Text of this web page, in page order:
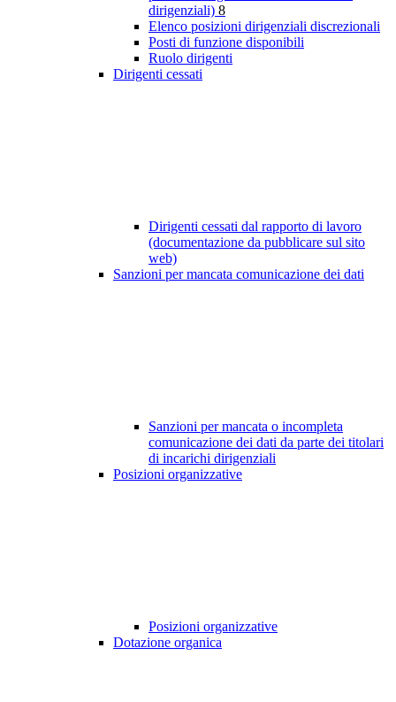
dirigenziali) 8
Elenco posizioni dirigenziali discrezionali
Posti di funzione disponibili
Ruolo dirigenti
Dirigenti cessati
Dirigenti cessati dal rapporto di lavoro
(documentazione da pubblicare sul sito
web)
Sanzioni per mancata comunicazione dei dati
Sanzioni per mancata o incompleta
comunicazione dei dati da parte dei titolari
di incarichi dirigenziali
Posizioni organizzative
Posizioni organizzative
Dotazione organica